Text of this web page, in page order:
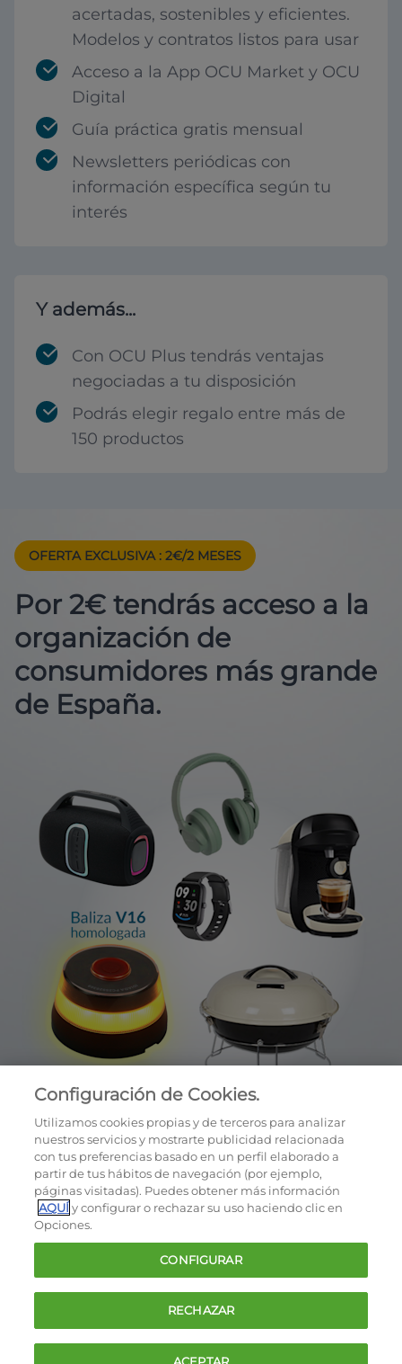
acertadas, sostenibles y eficientes.
Modelos y contratos listos para usar
Acceso a la App OCU Market y OCU
Digital
Guía práctica gratis mensual
Newsletters periódicas con
información específica según tu
interés
Y además...
Con OCU Plus tendrás ventajas
negociadas a tu disposición
Podrás elegir regalo entre más de
150 productos
OFERTA EXCLUSIVA : 2€/2 MESES
Por 2€ tendrás acceso a la
organización de
consumidores más grande
de España.
Cookies
Política de privacidad
Términos y condiciones de la oferta
Contacto
FAQ
Configuración de Cookies.
Utilizamos cookies propias y de terceros para analizar
nuestros servicios y mostrarte publicidad relacionada
con tus preferencias basado en un perfil elaborado a
partir de tus hábitos de navegación (por ejemplo,
páginas visitadas). Puedes obtener más información
AQUÍy configurar o rechazar su uso haciendo clic en
Opciones.
CONFIGURAR
RECHAZAR